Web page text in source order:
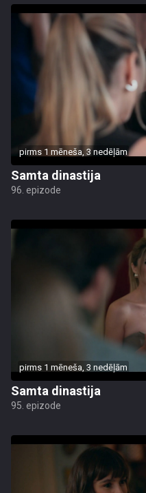
pirms 1 mēneša, 3 nedēļām
Samta dinastija
96. epizode
pirms 1 mēneša, 3 nedēļām
Samta dinastija
95. epizode